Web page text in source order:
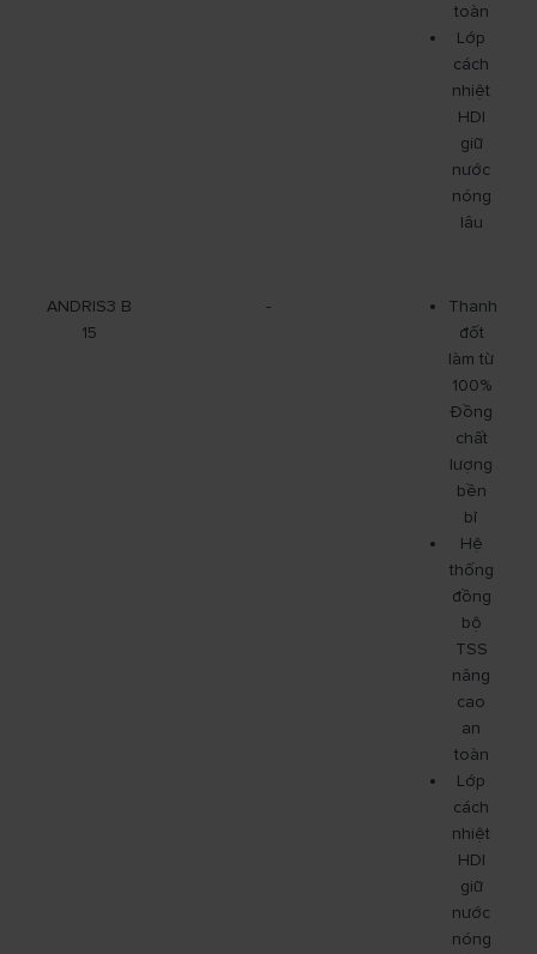
toàn
Lớp
cách
nhiệt
HDI
giữ
nước
nóng
lâu
ANDRIS3 B
15
-
Thanh
đốt
làm từ
100%
Đồng
chất
lượng
bền
bỉ
Hệ
thống
đồng
bộ
TSS
nâng
cao
an
toàn
Lớp
cách
nhiệt
HDI
giữ
nước
nóng